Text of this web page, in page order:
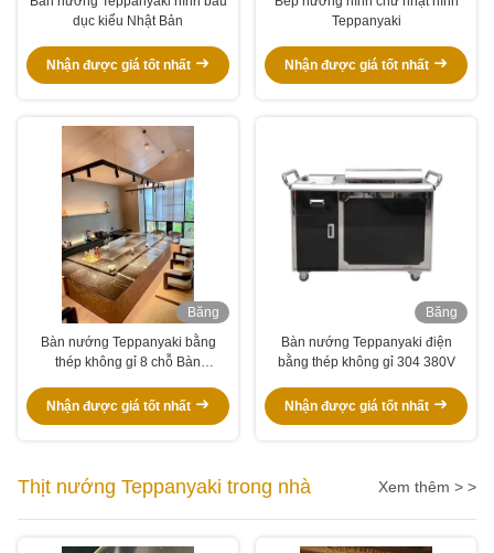
dục kiểu Nhật Bản
Nhận được giá tốt nhất
Teppanyaki
Nhận được giá tốt nhất
Băng
hình
Bàn nướng Teppanyaki bằng
thép không gỉ 8 chỗ Bàn
Nhận được giá tốt nhất
Băng
hình
Bàn nướng Teppanyaki điện
bằng thép không gỉ 304 380V
Nhận được giá tốt nhất
Thịt nướng Teppanyaki trong nhà Xem thêm > >